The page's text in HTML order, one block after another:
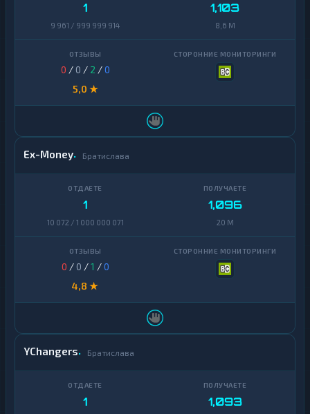
1
9 961 / 999 999 914
1,103
8,6 M
0 / 0 / 2 /0
5,0 ★
Ex-Money Братислава
1
10 072 / 1 000 000 071
1,096
20 M
0 / 0 /1 /0
4,8 ★
YChangers Братислава
1 1,093